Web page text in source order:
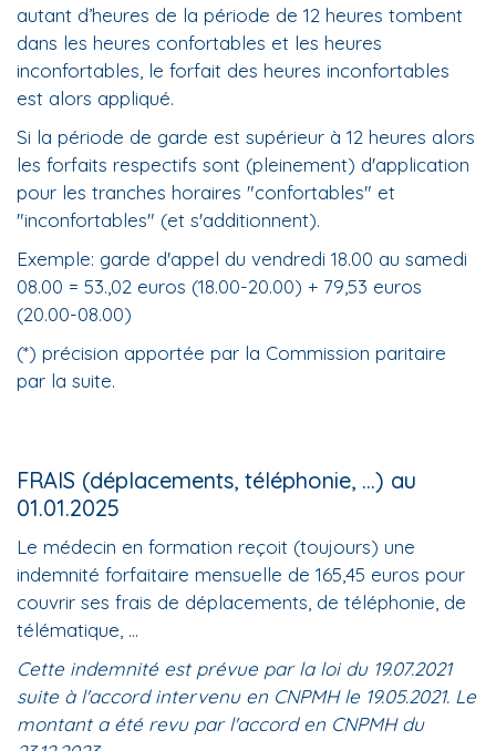
autant d’heures de la période de 12 heures tombent
dans les heures confortables et les heures
inconfortables, le forfait des heures inconfortables
est alors appliqué.
Si la période de garde est supérieur à 12 heures alors
les forfaits respectifs sont (pleinement) d'application
pour les tranches horaires "confortables" et
"inconfortables" (et s'additionnent).
Exemple: garde d'appel du vendredi 18.00 au samedi
08.00 = 53.,02 euros (18.00-20.00) + 79,53 euros
(20.00-08.00)
(*) précision apportée par la Commission paritaire
par la suite.
FRAIS (déplacements, téléphonie, ...) au
01.01.2025
Le médecin en formation reçoit (toujours) une
indemnité forfaitaire mensuelle de 165,45 euros pour
couvrir ses frais de déplacements, de téléphonie, de
télématique, ...
Cette indemnité est prévue par la loi du 19.07.2021
suite à l'accord intervenu en CNPMH le 19.05.2021. Le
montant a été revu par l'accord en CNPMH du